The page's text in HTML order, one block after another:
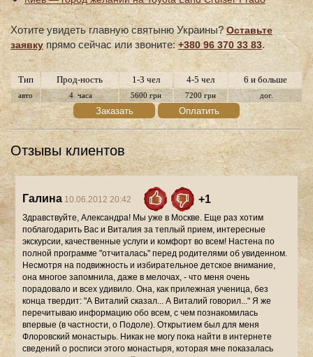
Хотите увидеть главную святыню Украины?Оставьте
заявкупрямо сейчас или звоните:+380 96 370 33 83.
Тип Прод-ность 1-3 чел 4-5 чел 6 и больше
авто 4 часа 5600 грн 7200 грн дог.
Заказать Оплатить
Отзывы клиентов
Галина 10.06.2012 20:42 +1
Здравствуйте, Александра! Мы уже в Москве. Еще раз хотим поблагодарить Вас и Виталия за теплый прием, интересные экскурсии, качественные услуги и комфорт во всем! Настена по полной программе "отчиталась" перед родителями об увиденном. Несмотря на подвижность и избирательное детское внимание, она многое запомнила, даже в мелочах, - что меня очень порадовало и всех удивило. Она, как прилежная ученица, без конца твердит: "А Виталий сказал... А Виталий говорил..." Я же перечитываю информацию обо всем, с чем познакомилась впервые (в